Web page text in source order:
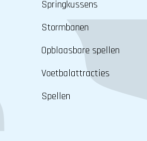
Springkussens
Stormbanen
Opblaasbare spellen
Voetbalattracties
Spellen